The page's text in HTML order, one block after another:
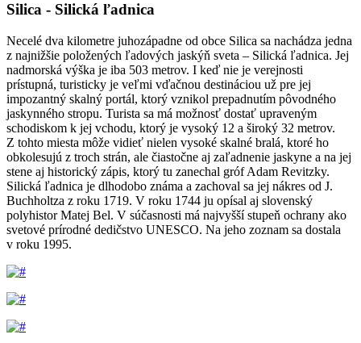
Silica - Silická ľadnica
Necelé dva kilometre juhozápadne od obce Silica sa nachádza jedna
z najnižšie položených ľadových jaskýň sveta – Silická ľadnica. Jej
nadmorská výška je iba 503 metrov. I keď nie je verejnosti
prístupná, turisticky je veľmi vďačnou destináciou už pre jej
impozantný skalný portál, ktorý vznikol prepadnutím pôvodného
jaskynného stropu. Turista sa má možnosť dostať upraveným
schodiskom k jej vchodu, ktorý je vysoký 12 a široký 32 metrov.
Z tohto miesta môže vidieť nielen vysoké skalné bralá, ktoré ho
obkolesujú z troch strán, ale čiastočne aj zaľadnenie jaskyne a na jej
stene aj historický zápis, ktorý tu zanechal gróf Adam Revitzky.
Silická ľadnica je dlhodobo známa a zachoval sa jej nákres od J.
Buchholtza z roku 1719. V roku 1744 ju opísal aj slovenský
polyhistor Matej Bel. V súčasnosti má najvyšší stupeň ochrany ako
svetové prírodné dedičstvo UNESCO. Na jeho zoznam sa dostala
v roku 1995.